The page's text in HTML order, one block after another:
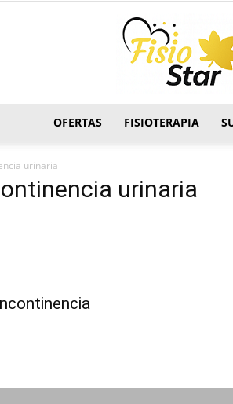
OFERTAS FISIOTERAPIA
urinaria
urinaria